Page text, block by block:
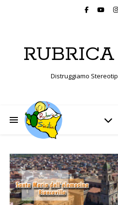
Distruggiamo